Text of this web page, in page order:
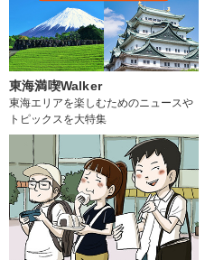
東海満喫Walker
東海エリアを楽しむためのニュースや
トピックスを大特集